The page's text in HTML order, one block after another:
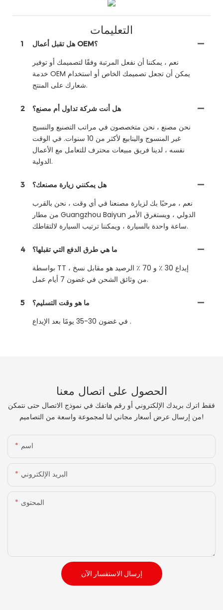
التعليمات
1 هل تقبل أعمال OEM؟
نعم ، يمكننا أن نفعل المرتبة وفقًا لتصميمك أو توفير
خدمة OEM يمكن أن تجعل تصميمك الخاص أو استخدام
شعارك على المنتج.
2 هل أنت شركة تداول أم مصنع؟
نحن مصنع ، نحن متخصصون في مراتب التصنيع والنسيج
غير المنسوج والينابيع لأكثر من 10 سنوات. في الوقت
نفسه ، لدينا فريق مبيعات محترف للتعامل مع الأعمال
الدولية.
3 هل يمكنني زيارة مصنعك؟
نعم ، مرحبًا بك لزيارة مصنعنا في أي وقت ، نحن بالقرب
من مطار Guangzhou Baiyun الدولي ، ويستغرق الأمر
ساعة واحدة بالسيارة ، ويمكننا ترتيب السيارة لالتقاطك.
4 ما هي طرق الدفع التي تقبلها؟
بواسطة TT ، إيداع 30 ٪ و 70 ٪ الرصيد هو مقابل نسخ
من وثائق الشحن في غضون 7 أيام عمل.
5 ما هو وقت التسليم؟
في غضون 30-35 يومًا بعد الإيداع .
الحصول على اتصال معنا
فقط اترك بريدك الإلكتروني أو رقم هاتفك في نموذج الاتصال حتى نتمكن
من إرسال عرض أسعار مجاني لنا لمجموعة واسعة من التصاميم!
اسم
البريد الإلكتروني
المحتوى
إرسال الاستفسار الآن